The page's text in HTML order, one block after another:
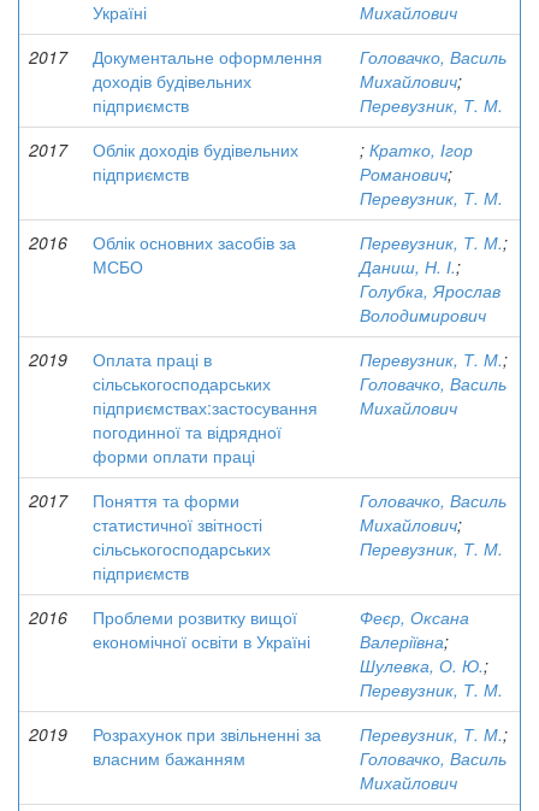
Україні
Михайлович
2017
Документальне оформлення
доходів будівельних
підприємств
Головачко, Василь
Михайлович;
Перевузник, Т. М.
2017
Облік доходів будівельних
підприємств
; Кратко, Ігор
Романович;
Перевузник, Т. М.
2016
Облік основних засобів за
МСБО
Перевузник, Т. М.;
Даниш, Н. І.;
Голубка, Ярослав
Володимирович
2019
Оплата праці в
сільськогосподарських
підприємствах:застосування
погодинної та відрядної
форми оплати праці
Перевузник, Т. М.;
Головачко, Василь
Михайлович
2017
Поняття та форми
статистичної звітності
сільськогосподарських
підприємств
Головачко, Василь
Михайлович;
Перевузник, Т. М.
2016
Проблеми розвитку вищої
економічної освіти в Україні
Феєр, Оксана
Валеріївна;
Шулевка, О. Ю.;
Перевузник, Т. М.
2019
Розрахунок при звільненні за
власним бажанням
Перевузник, Т. М.;
Головачко, Василь
Михайлович